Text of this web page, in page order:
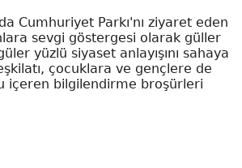
Cumhuriyet Parkı'nı ziyaret eden
sevgi göstergesi olarak güller
yüzlü siyaset anlayışını sahaya
çocuklara ve gençlere de
içeren bilgilendirme broşürleri